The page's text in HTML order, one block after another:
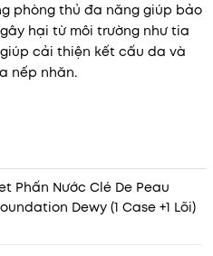
phòng thủ đa năng giúp bảo
hại từ môi trường như tia
cải thiện kết cấu da và
nếp nhăn.
Phấn Nước Clé De Peau
Dewy (1 Case +1 Lõi)